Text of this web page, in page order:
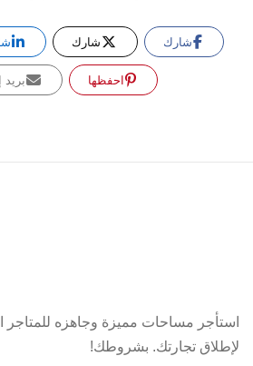
شارك شارك
احفظها بريد
استأجر مساحات مميزة وجاهزه للمتاجر
لإطلاق تجارتك. بشروطك!